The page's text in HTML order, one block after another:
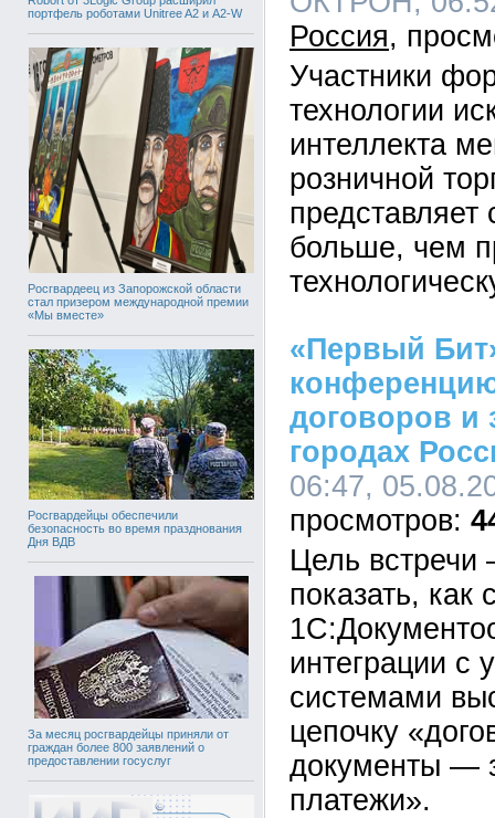
портфель роботами Unitree A2 и A2-W
Росгвардеец из Запорожской области
стал призером международной премии
«Мы вместе»
Росгвардейцы обеспечили
безопасность во время празднования
Дня ВДВ
За месяц росгвардейцы приняли от
граждан более 800 заявлений о
предоставлении госуслуг
Россия
Участники
технологии
интеллекта
розничной
представляет
больше, чем
«Первый
договоров и
городах
06:47,
Цель встречи
показать,
интеграции с
системами
цепочку
документы —
платежи».